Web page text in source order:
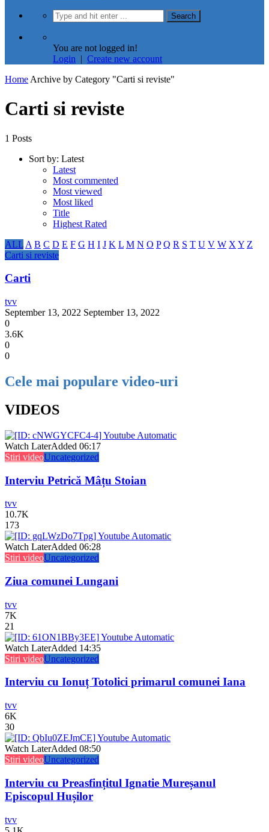
You are not logged in!
Login | Create new account
Home Archive by Category "Carti si reviste"
Carti si reviste
1 Posts
Sort by: Latest
Latest
Most commented
Most viewed
Most liked
Title
Highest Rated
ALL A B C D E F G H I J K L M N O P Q R S T U V W X Y Z
Carti si reviste
Carti
tvv
September 13, 2022 September 13, 2022
0
3.6K
0
0
Cele mai populare video-uri
VIDEOS
Watch LaterAdded 06:17
Stiri videoUncategorized
Interviu Petrică Mâțu Stoian
tvv
10.7K
173
Watch LaterAdded 06:28
Stiri videoUncategorized
Ziua comunei Lungani
tvv
7K
21
Watch LaterAdded 14:35
Stiri videoUncategorized
Interviu cu Ionuț Totolici primarul comunei Iana
tvv
6K
30
Watch LaterAdded 08:50
Stiri videoUncategorized
Interviu cu Preasfințitul Ignatie Mureșanul
Episcopul Hușilor
tvv